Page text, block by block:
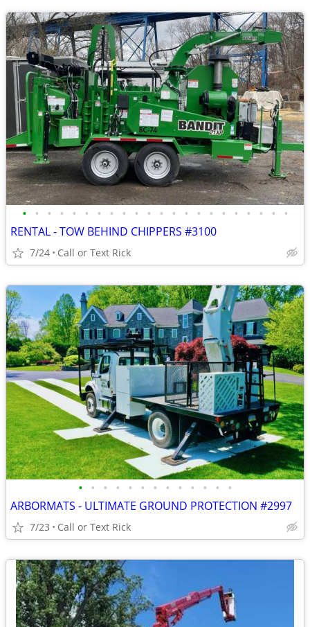
• • • • • • • • • • • • • • • • • • • • • •
RENTAL - TOW BEHIND CHIPPERS #3100
7/24 Call or Text Rick
• • • • • • • • • • • • •
ARBORMATS - ULTIMATE GROUND PROTECTION #2997
7/23 Call or Text Rick